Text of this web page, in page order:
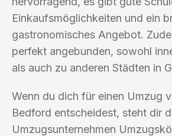
Einkaufsmöglichkeiten und ein
gastronomisches Angebot.
perfekt angebunden, sowohl
als auch zu anderen Städten in
Wenn du dich für einen Umzug
Bedford entscheidest, steht dir
Umzugsunternehmen